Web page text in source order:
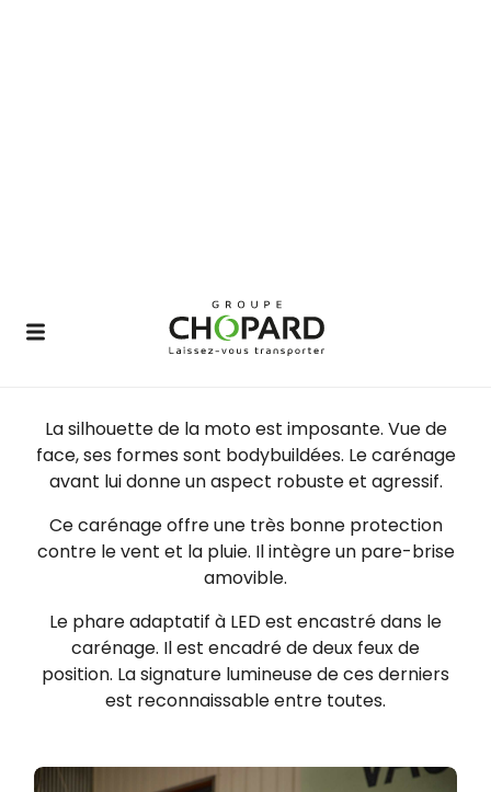
La silhouette de la moto est imposante. Vue de
face, ses formes sont bodybuildées. Le carénage
avant lui donne un aspect robuste et agressif.
Ce carénage offre une très bonne protection
contre le vent et la pluie. Il intègre un pare-brise
amovible.
Le phare adaptatif à LED est encastré dans le
carénage. Il est encadré de deux feux de
position. La signature lumineuse de ces derniers
est reconnaissable entre toutes.